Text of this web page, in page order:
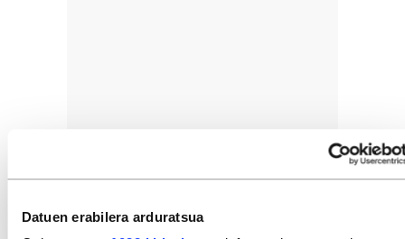
Datuen erabilera arduratsua
Antzerkiak sortzen duen elkarguneak hunkitu
hurbiltzen gaitu. Gogoan hartzekoa da hori, herri-